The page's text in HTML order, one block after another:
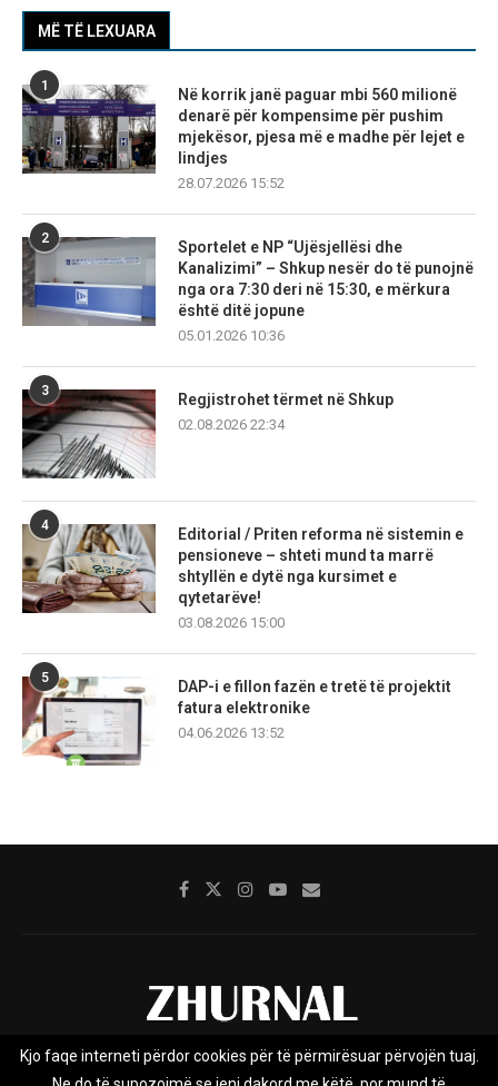
MË TË LEXUARA
1
Në korrik janë paguar mbi 560 milionë
denarë për kompensime për pushim
mjekësor, pjesa më e madhe për lejet e
lindjes
28.07.2026 15:52
2
Sportelet e NP “Ujësjellësi dhe
Kanalizimi” – Shkup nesër do të punojnë
nga ora 7:30 deri në 15:30, e mërkura
është ditë jopune
05.01.2026 10:36
3
Regjistrohet tërmet në Shkup
02.08.2026 22:34
4
Editorial / Priten reforma në sistemin e
pensioneve – shteti mund ta marrë
shtyllën e dytë nga kursimet e
qytetarëve!
03.08.2026 15:00
5
DAP-i e fillon fazën e tretë të projektit
fatura elektronike
04.06.2026 13:52
Rreth nesh Impresumi Marketing
Kjo faqe interneti përdor cookies për të përmirësuar përvojën tuaj.